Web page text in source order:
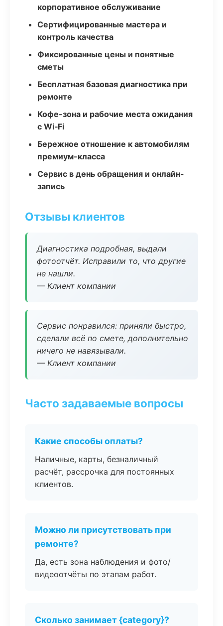
корпоративное обслуживание
Сертифицированные мастера и
контроль качества
Фиксированные цены и понятные
сметы
Бесплатная базовая диагностика при
ремонте
Кофе-зона и рабочие места ожидания
с Wi‑Fi
Бережное отношение к автомобилям
премиум-класса
Сервис в день обращения и онлайн-
запись
Отзывы клиентов
Диагностика подробная, выдали
фотоотчёт. Исправили то, что другие
не нашли.
— Клиент компании
Сервис понравился: приняли быстро,
сделали всё по смете, дополнительно
ничего не навязывали.
— Клиент компании
Часто задаваемые вопросы
Какие способы оплаты?
Наличные, карты, безналичный
расчёт, рассрочка для постоянных
клиентов.
Можно ли присутствовать при
ремонте?
Да, есть зона наблюдения и фото/
видеоотчёты по этапам работ.
Сколько занимает {category}?